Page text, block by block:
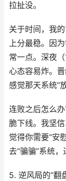
拉扯没。
关于时间，我
上分最稳。因
常一点。深夜
心态容易炸。
感觉那天系统“
连败之后怎么
脆下线。我坚
觉得你需要“安
去“骗骗”系统
5. 逆风局的“翻